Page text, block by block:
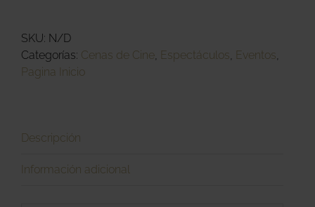
SKU: N/D
Categorías: Cenas de Cine, Espectáculos, Eventos,
Pagina Inicio
Descripción
Información adicional